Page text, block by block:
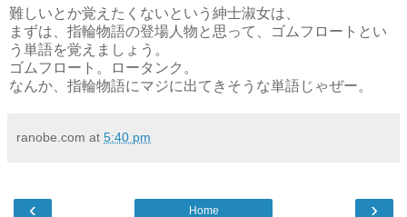
難しいとか覚えたくないという紳士淑女は、
まずは、指輪物語の登場人物と思って、ゴムフロートとい
う単語を覚えましょう。
ゴムフロート。ロータンク。
なんか、指輪物語にマジに出てきそうな単語じゃぜー。
ranobe.com at 5:40 pm
‹ ›
Home